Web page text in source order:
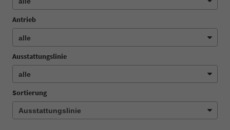
Antrieb
Ausstattungslinie
Sortierung